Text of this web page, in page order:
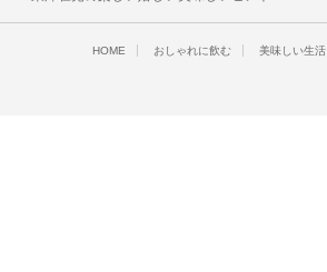
HOME おしゃれに飲む 美味しい生活